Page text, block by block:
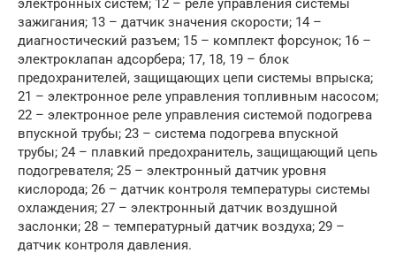
зажигания; 13 – датчик значения скорости; 14 –
диагностический разъем; 15 – комплект форсунок; 16 –
электроклапан адсорбера; 17, 18, 19 – блок
предохранителей, защищающих цепи системы впрыска;
21 – электронное реле управления топливным насосом;
22 – электронное реле управления системой подогрева
впускной трубы; 23 – система подогрева впускной
трубы; 24 – плавкий предохранитель, защищающий цепь
подогревателя; 25 – электронный датчик уровня
кислорода; 26 – датчик контроля температуры системы
охлаждения; 27 – электронный датчик воздушной
заслонки; 28 – температурный датчик воздуха; 29 –
датчик контроля давления.